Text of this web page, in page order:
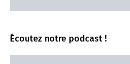
Écoutez notre podcast !